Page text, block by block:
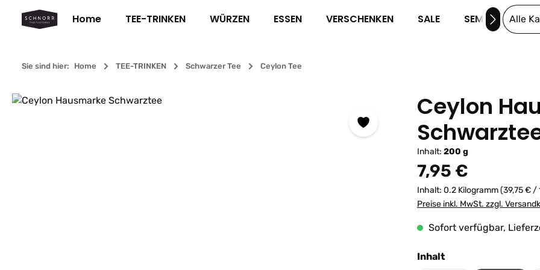
Hauptinhalt springen
Zur Suche springen
Zur Hauptnavigation springen
Home TEE-TRINKEN WÜRZEN ESSEN VERSCHENKEN SALE SEMINAREAlle
Sie sind hier: Home TEE-TRINKEN Schwarzer Tee Ceylon Tee
Bildergalerie überspringen
Ceylon
Inhalt: 200 g
Regulärer Preis:
7,95 €
Inhalt: 0.2 Kilogramm(39,75 € /
Preise inkl. MwSt. zzgl.
Sofort verfügbar,
Inhaltauswählen